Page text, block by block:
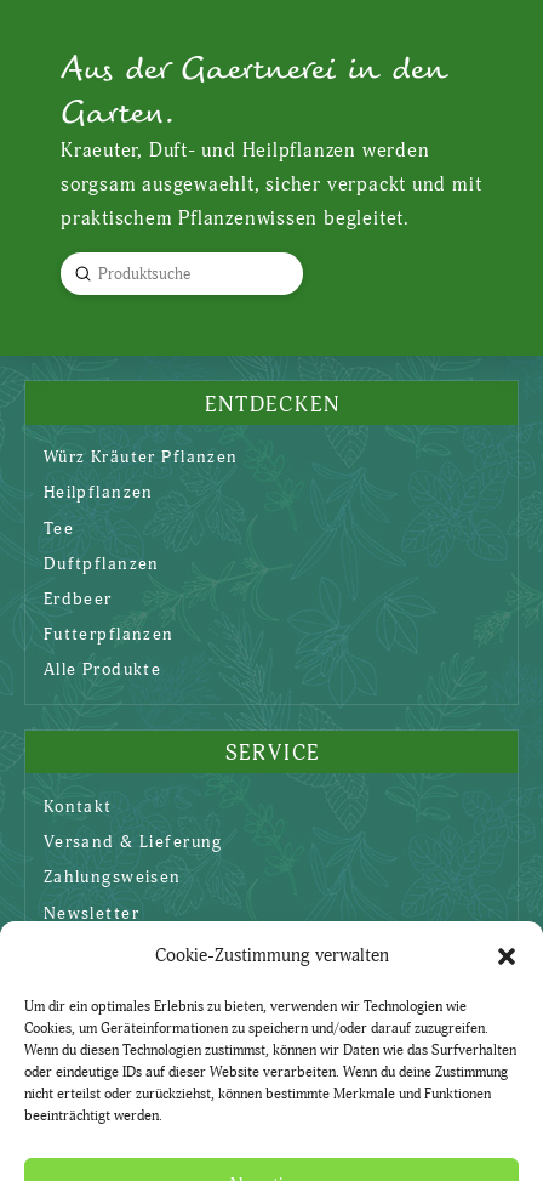
Cookie-Zustimmung verwalten
Um dir ein optimales Erlebnis zu bieten, verwenden wir Technologien wie
Cookies, um Geräteinformationen zu speichern und/oder darauf zuzugreifen.
Wenn du diesen Technologien zustimmst, können wir Daten wie das Surfverhalten
oder eindeutige IDs auf dieser Website verarbeiten. Wenn du deine Zustimmung
nicht erteilst oder zurückziehst, können bestimmte Merkmale und Funktionen
beeinträchtigt werden.
Aus der Gaertnerei in den
Garten.
Kraeuter, Duft- und Heilpflanzen werden
sorgsam ausgewaehlt, sicher verpackt und mit
praktischem Pflanzenwissen begleitet.
Search
Submit
ENTDECKEN
Würz Kräuter Pflanzen
Heilpflanzen
Tee
Duftpflanzen
Erdbeer
Futterpflanzen
Alle Produkte
SERVICE
Kontakt
Versand & Lieferung
Zahlungsweisen
Newsletter
SICHERHEIT
AGBs
Datenschutzerklärung
Widerruf
Impressum